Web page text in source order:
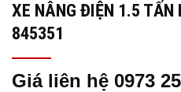
XE NÂNG ĐIỆN 1.5 TẤN
845351
Giá liên hệ 0973